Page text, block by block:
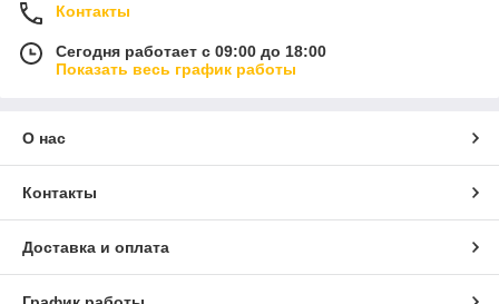
Контакты
Сегодня работает с 09:00 до 18:00
Показать весь график работы
О нас
Контакты
Доставка и оплата